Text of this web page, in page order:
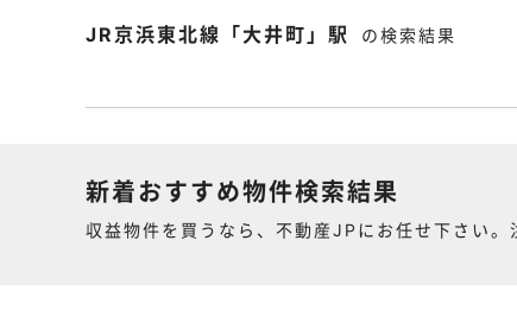
JR京浜東北線「大井町」駅
の検索結果
新着おすすめ物件検索結果
収益物件を買うなら、不動産JPにお任せ下さい